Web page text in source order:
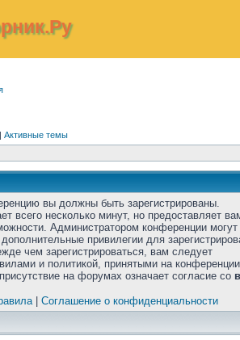
| Активные темы
вы должны быть зарегистрированы.
всего несколько минут, но предоставляет
Администратором конференции
привилегии для
чем зарегистрироваться, вам следует
и политикой, принятыми на
на форумах означает согласие со
| Соглашение о конфиденциальности